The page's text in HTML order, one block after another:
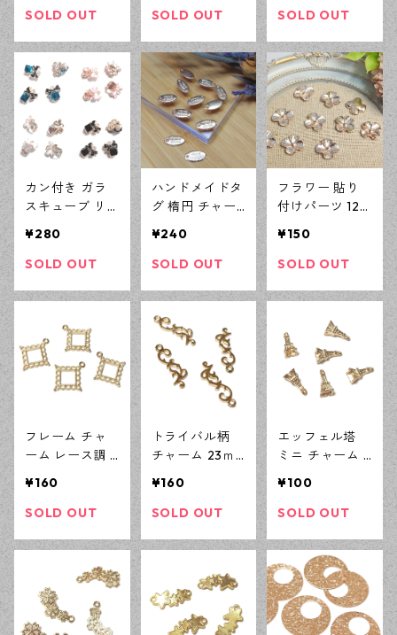
ン付きチャーム
材 【en工房】
SOLD OUT
付きチャーム
材 【en工房】
SOLD OUT
付きチャーム
材 【en工房】
SOLD OUT
カン付き ガラ
スキューブ リ
全4色 アクセサ
リーパーツ ハ
【en工房】
¥280
SOLD OUT
ハンドメイドタ
グ 楕円 チャー
ゴールド 20ピ
ース ハンドメ
インパーツ 【e
n工房】
¥240
SOLD OUT
フラワー 貼り
付けパーツ 12
ールド 10ピー
ス やまぶき草
ザインパーツ
【en工房】
¥150
SOLD OUT
フレーム チャ
ーム レース調 1
Cゴールド 4ピ
ース 四角 ダイ
ザインパーツ
【en工房】
¥160
SOLD OUT
トライバル柄
チャーム 23ｍ
4ピース ボタニ
カル デザイン
房】
¥160
SOLD OUT
エッフェル塔
ミニ チャーム 1
ルド 6ピース ハ
ンドメイド資材
【en工房】
¥100
SOLD OUT